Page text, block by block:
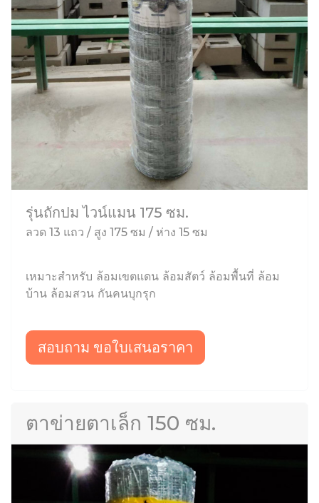
รุ่นถักปม ไวน์แมน 175 ซม.
ลวด 13 แถว / สูง 175 ซม / ห่าง 15 ซม
เหมาะสำหรับ ล้อมเขตแดน ล้อมสัตว์ ล้อมพื้นที่ ล้อม
บ้าน ล้อมสวน กันคนบุกรุก
สอบถาม ขอใบเสนอราคา
ตาข่ายตาเล็ก 150 ซม.